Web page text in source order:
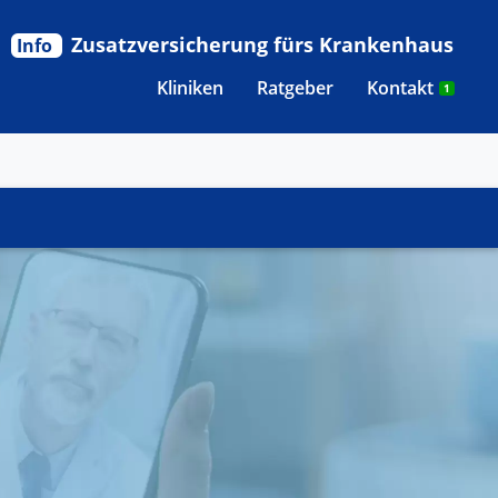
Kliniken
Ratgeber Kontakt 1
Info Zusatzversicherung fürs Krankenhaus